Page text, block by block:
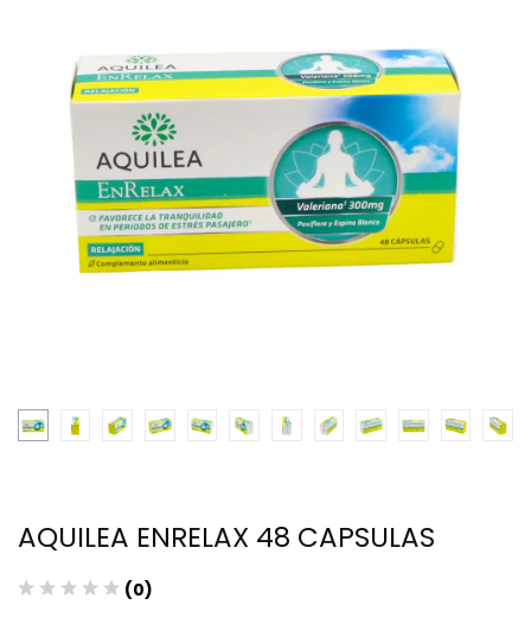
AQUILEA ENRELAX 48 CAPSULAS
(0)